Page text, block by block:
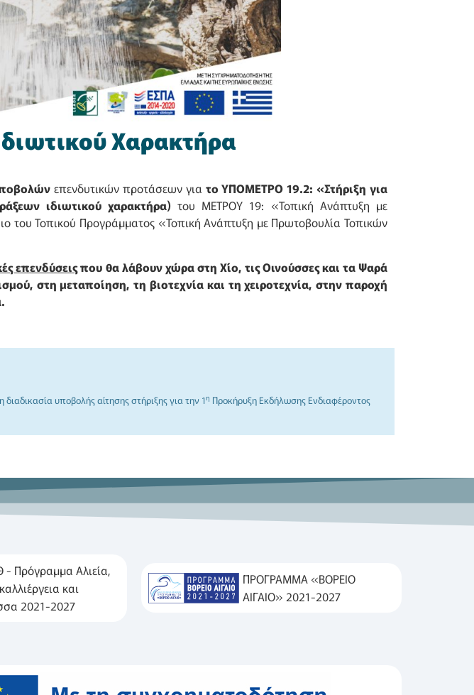
Χαρακτήρα
επενδυτικών προτάσεων για το ΥΠΟΜΕΤΡΟ 19.2: «Στήριξη για
ιδιωτικού χαρακτήρα) του ΜΕΤΡΟΥ 19: «Τοπική Ανάπτυξη με
του Τοπικού Προγράμματος «Τοπική Ανάπτυξη με Πρωτοβουλία Τοπικών
επενδύσειςπου θα λάβουν χώρα στη Χίο, τις Οινούσσες και τα Ψαρά
στη μεταποίηση, τη βιοτεχνία και τη χειροτεχνία, στην παροχή
υποβολής αίτησης στήριξης για την 1η Προκήρυξη Εκδήλωσης Ενδιαφέροντος
- Πρόγραμμα Αλιεία,
και
2021-2027
ΠΡΟΓΡΑΜΜΑ «ΒΟΡΕΙΟ
ΑΙΓΑΙΟ» 2021-2027